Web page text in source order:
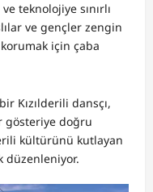
teknolojiye sınırlı
ve gençler zengin
için çaba
Kızılderili dansçı,
gösteriye doğru
kültürünü kutlayan
düzenleniyor.